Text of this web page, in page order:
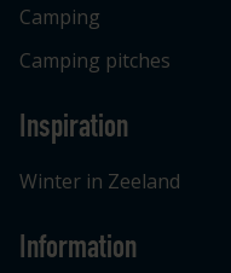
Camping
Camping pitches
Inspiration
Winter in Zeeland
Information